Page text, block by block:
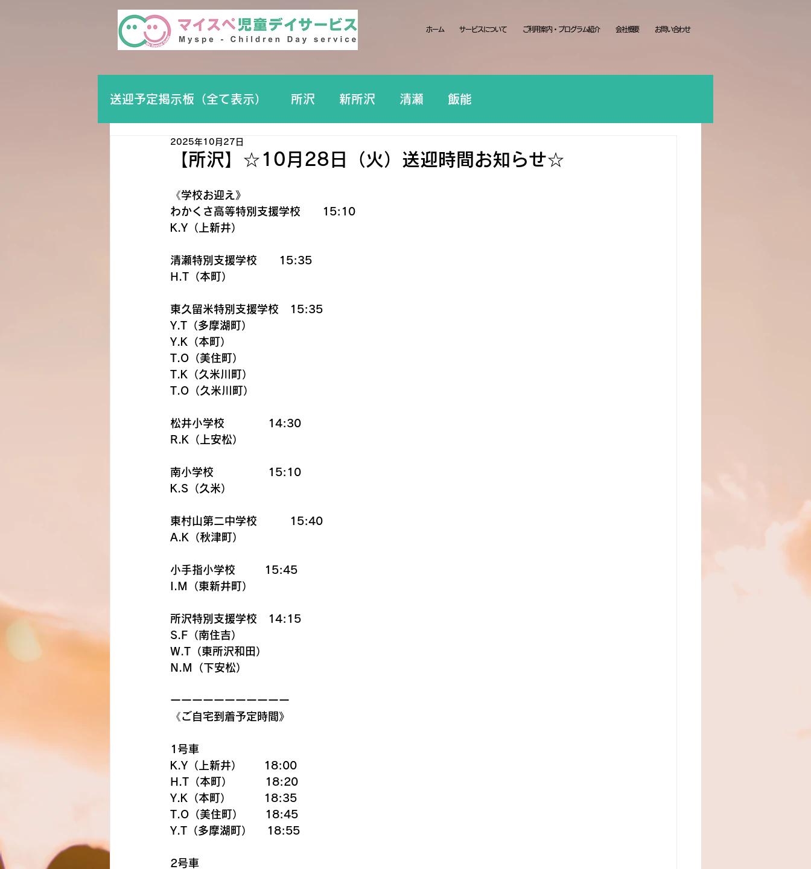
ホーム サービスについて ご利用案内・プログラム紹介 会社概要 お問い合わせ
送迎予定掲示板（全て表示） 所沢 新所沢 清瀬 飯能
【所沢】☆10月28日（火）送迎時間お知らせ☆
2025年10月27日
《学校お迎え》
わかくさ高等特別支援学校　　15:10
K.Y（上新井）
清瀬特別支援学校　　15:35
H.T（本町）
東久留米特別支援学校　15:35
Y.T（多摩湖町）
Y.K（本町）
T.O（美住町）
T.K（久米川町）
T.O（久米川町）
松井小学校　　　　14:30
R.K（上安松）
南小学校　　　　　15:10
K.S（久米）
東村山第二中学校　　　15:40
A.K（秋津町）
小手指小学校        15:45
I.M（東新井町）
所沢特別支援学校　14:15
S.F（南住吉）
W.T（東所沢和田）
N.M（下安松）
ーーーーーーーーーーー
《ご自宅到着予定時間》
1号車
K.Y（上新井）　　18:00
H.T（本町）　　　18:20
Y.K（本町）　　　18:35
T.O（美住町）      18:45
Y.T（多摩湖町）　 18:55
2号車